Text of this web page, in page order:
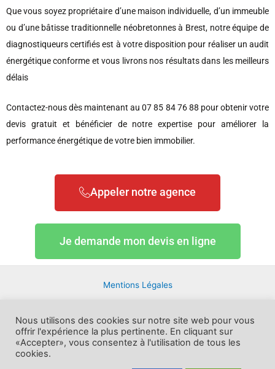
Que vous soyez propriétaire d’une maison individuelle, d’un immeuble
ou d’une bâtisse traditionnelle néobretonnes à Brest, notre équipe de
diagnostiqueurs certifiés est à votre disposition pour réaliser un audit
énergétique conforme et vous livrons nos résultats dans les meilleurs
délais
Contactez-nous dès maintenant au 07 85 84 76 88 pour obtenir votre
devis gratuit et bénéficier de notre expertise pour améliorer la
performance énergétique de votre bien immobilier.
Appeler notre agence
Je demande mon devis en ligne
Mentions Légales
Blog
Nous utilisons des cookies sur notre site web pour vous
offrir l'expérience la plus pertinente. En cliquant sur
«Accepter», vous consentez à l'utilisation de tous les
cookies.